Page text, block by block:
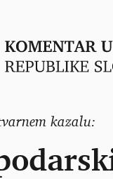
kazalu: